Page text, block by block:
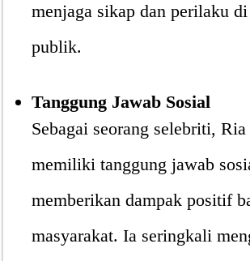
menjaga sikap dan perilaku
publik.
Tanggung Jawab Sosial
Sebagai seorang selebriti,
memiliki tanggung jawab
memberikan dampak positif
masyarakat. Ia seringkali